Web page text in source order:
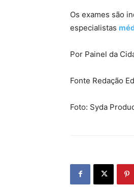
Os exames são
especialistas
Por Painel da
Fonte Redação
Foto: Syda